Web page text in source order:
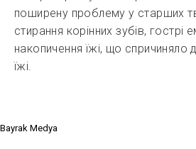
поширену проблему у старших
стирання корінних зубів, гострі
накопичення їжі, що спричиняло
їжі.
Bayrak Medya